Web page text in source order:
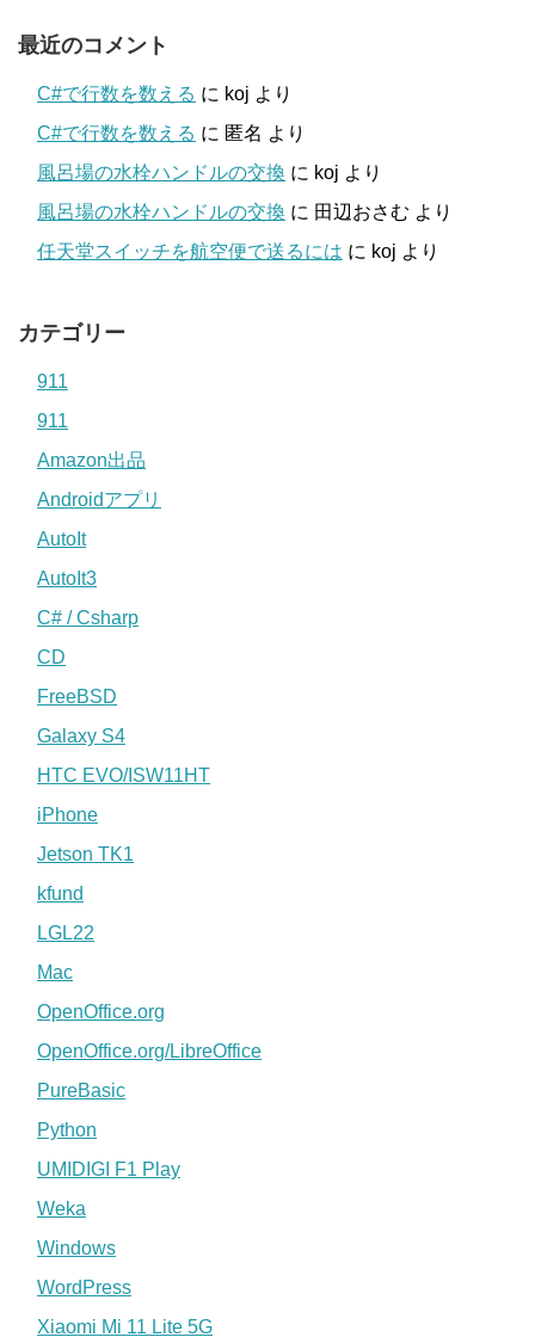
最近のコメント
C#で行数を数える に koj より
C#で行数を数える に 匿名 より
風呂場の水栓ハンドルの交換 に koj より
風呂場の水栓ハンドルの交換 に 田辺おさむ より
任天堂スイッチを航空便で送るには に koj より
カテゴリー
911
911
Amazon出品
Androidアプリ
AutoIt
AutoIt3
C# / Csharp
CD
FreeBSD
Galaxy S4
HTC EVO/ISW11HT
iPhone
Jetson TK1
kfund
LGL22
Mac
OpenOffice.org
OpenOffice.org/LibreOffice
PureBasic
Python
UMIDIGI F1 Play
Weka
Windows
WordPress
Xiaomi Mi 11 Lite 5G